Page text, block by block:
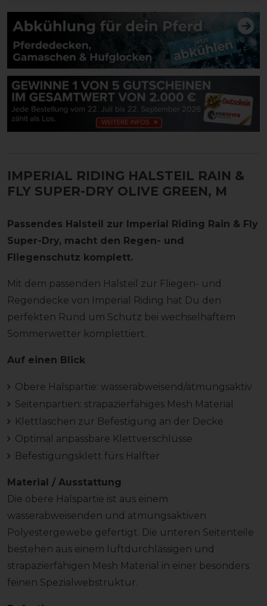
IMPERIAL RIDING HALSTEIL RAIN &
FLY SUPER-DRY OLIVE GREEN, M
Passendes Halsteil zur Imperial Riding Rain & Fly
Super-Dry, macht den Regen- und
Fliegenschutz komplett.
Mit dem passenden Halsteil zur Fliegen- und
Regendecke von Imperial Riding hat Du den
perfekten Rund um Schutz bei wechselhaftem
Sommerwetter komplettiert.
Auf einen Blick
Obere Halspartie: wasserabweisend/atmungsaktiv
Seitenpartien: strapazierfähiges Mesh Material
Klettlaschen zur Befestigung an der Decke
Optimal anpassbare Klettverschlüsse
Befestigungsklett fürs Halfter
Material / Ausstattung
Die obere Halspartie ist aus einem
wasserabweisenden und atmungsaktiven
Polyestergewebe gefertigt. Die unteren Seitenteile
bestehen aus einem luftdurchlässigen und
strapazierfähigen Mesh Material in einer besonders
feinen Spezialwebstruktur.